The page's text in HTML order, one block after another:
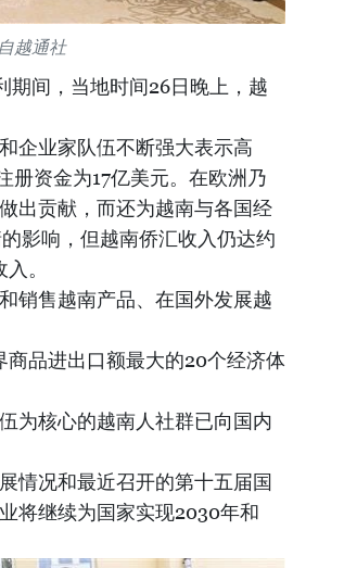
越通社
间，当地时间26日晚上，越
企业家队伍不断强大表示高
册资金为17亿美元。在欧洲乃
出贡献，而还为越南与各国经
影响，但越南侨汇收入仍达约
。
销售越南产品、在国外发展越
品进出口额最大的20个经济体
为核心的越南人社群已向国内
情况和最近召开的第十五届国
将继续为国家实现2030年和